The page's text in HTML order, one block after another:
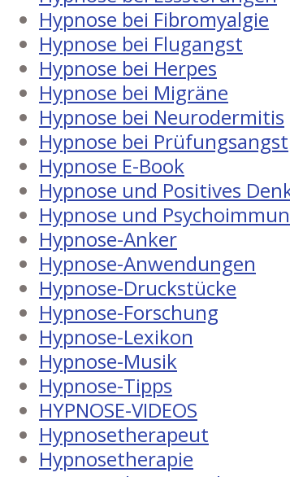
Hypnose bei Fibromyalgie
Hypnose bei Flugangst
Hypnose bei Herpes
Hypnose bei Migräne
Hypnose bei Neurodermitis
Hypnose bei Prüfungsangst
Hypnose E-Book
Hypnose und Positives
Hypnose und
Hypnose-Anker
Hypnose-Anwendungen
Hypnose-Druckstücke
Hypnose-Forschung
Hypnose-Lexikon
Hypnose-Musik
Hypnose-Tipps
HYPNOSE-VIDEOS
Hypnosetherapeut
Hypnosetherapie